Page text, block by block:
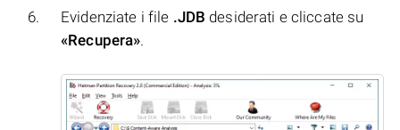
Evidenziate i file .JDB desiderati e cliccate su
«Recupera».